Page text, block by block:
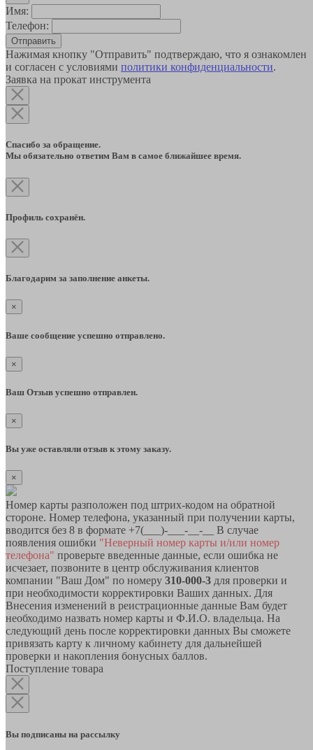
Имя:
Телефон:
Отправить
Нажимая кнопку "Отправить" подтверждаю, что я ознакомлен
и согласен с условиями политики конфиденциальности.
Заявка на прокат инструмента
Спасибо за обращение.
Мы обязательно ответим Вам в самое ближайшее время.
Профиль сохранён.
Благодарим за заполнение анкеты.
×
Ваше сообщение успешно отправлено.
×
Ваш Отзыв успешно отправлен.
×
Вы уже оставляли отзыв к этому заказу.
×
Номер карты разположен под штрих-кодом на обратной
стороне. Номер телефона, указанный при получении карты,
вводится без 8 в формате +7(___)-___-__-__ В случае
появления ошибки "Неверный номер карты и/или номер
телефона" проверьте введенные данные, если ошибка не
исчезает, позвоните в центр обслуживания клиентов
компании "Ваш Дом" по номеру 310-000-3 для проверки и
при необходимости корректировки Ваших данных. Для
Внесения изменений в реистрационные данные Вам будет
необходимо назвать номер карты и Ф.И.О. владельца. На
следующий день после корректировки данных Вы сможете
привязать карту к личному кабинету для дальнейшей
проверки и накопления бонусных баллов.
Поступление товара
Вы подписаны на рассылку